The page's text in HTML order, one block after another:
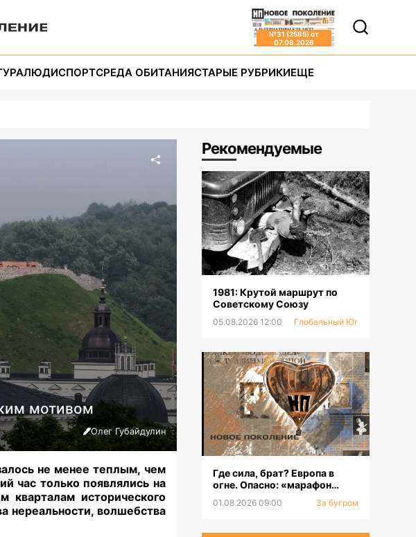
№31 (2585) от
07.08.2026
ЛЮДИСПОРТСРЕДА ОБИТАНИЯСТАРЫЕ РУБРИКИЕЩЕ
мотивом
Олег Губайдулин
не менее теплым, чем
час только появлялись на
исторического
нереальности, волшебства
Рекомендуемые
1981: Крутой маршрут по
Советскому Союзу
05.08.2026 12:00 Глобальный Юг
Где сила, брат? Европа в
огне. Опасно: «марафон
01.08.2026 09:00 За бугром